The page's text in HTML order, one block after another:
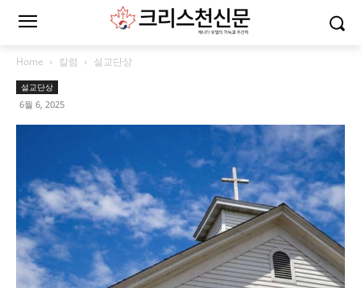
Home 칼럼 설교단상
설교단상
6월 6, 2025